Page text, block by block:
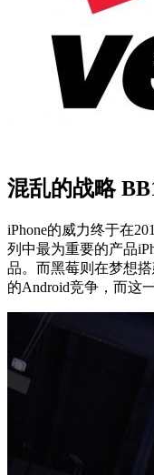
混乱的战略
iPhone的威力终于在
列中最为重要的产品
品。而黑莓则在梦想
的Android竞争，而这